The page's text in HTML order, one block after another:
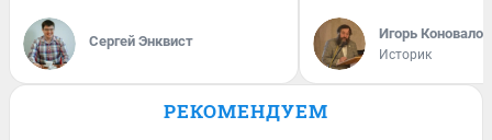
Сергей Энквист Игорь Коновалов
Историк
РЕКОМЕНДУЕМ